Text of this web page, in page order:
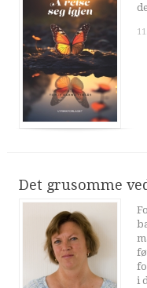
Det grusomme
i